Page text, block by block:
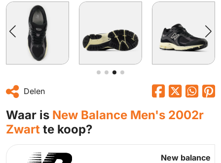
Delen
Waar is New Balance Men's 2002r
Zwart te koop?
New balance